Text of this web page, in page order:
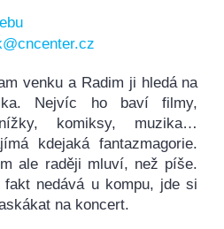
venku a Radim ji hledá na
Nejvíc ho baví filmy,
komiksy, muzika…
kdejaká fantazmagorie.
ale raději mluví, než píše.
nedává u kompu, jde si
na koncert.